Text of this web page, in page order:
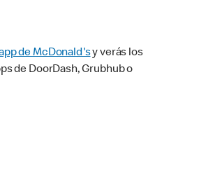
de McDonald'sy verás los
de DoorDash, Grubhub o